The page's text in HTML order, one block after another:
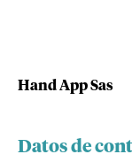
Hand App Sas
Datos de